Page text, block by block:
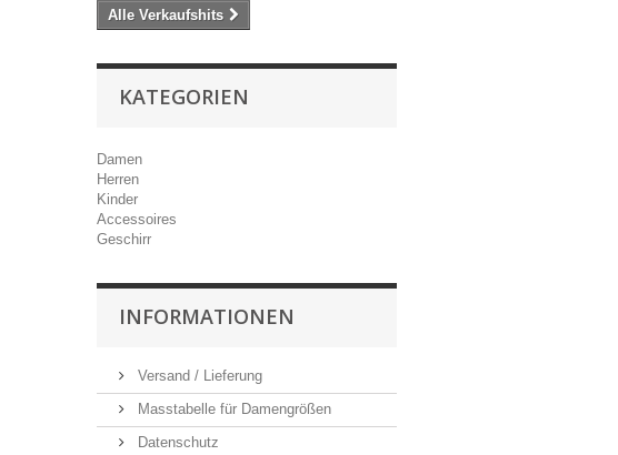
Alle Verkaufshits
KATEGORIEN
Damen
Herren
Kinder
Accessoires
Geschirr
INFORMATIONEN
Versand / Lieferung
Masstabelle für Damengrößen
Datenschutz